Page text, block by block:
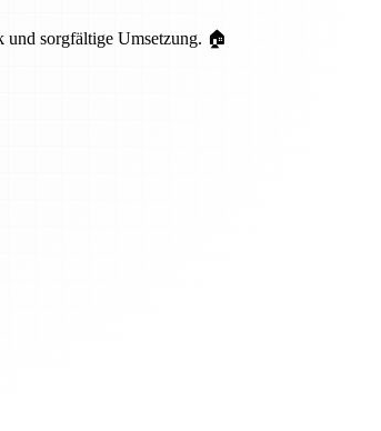
und sorgfältige Umsetzung. 🏠